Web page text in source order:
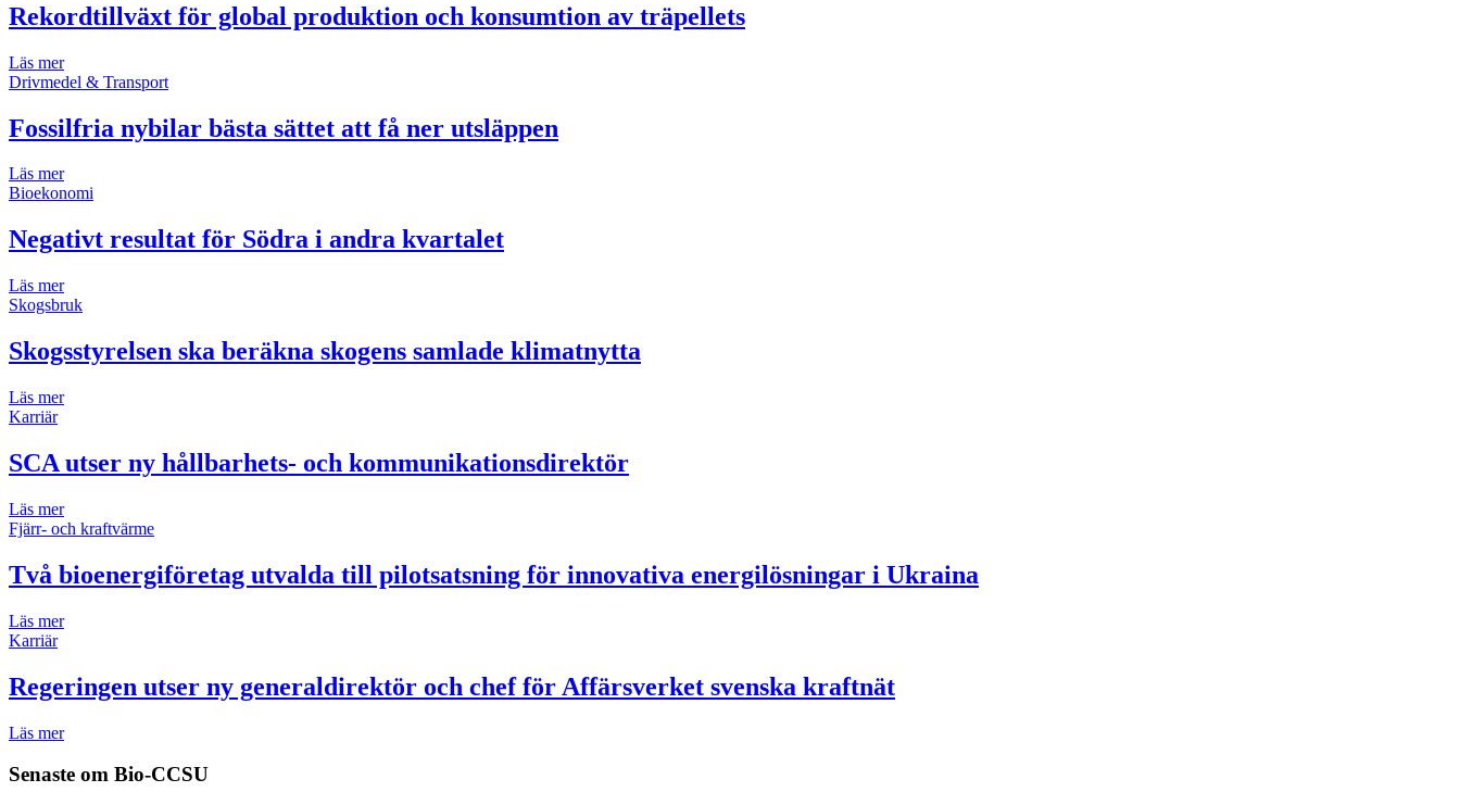
Rekordtillväxt för global produktion och konsumtion av träpellets
Läs mer
Drivmedel & Transport
Fossilfria nybilar bästa sättet att få ner utsläppen
Läs mer
Bioekonomi
Negativt resultat för Södra i andra kvartalet
Läs mer
Skogsbruk
Skogsstyrelsen ska beräkna skogens samlade klimatnytta
Läs mer
Karriär
SCA utser ny hållbarhets- och kommunikationsdirektör
Läs mer
Fjärr- och kraftvärme
Två bioenergiföretag utvalda till pilotsatsning för innovativa energilösningar i Ukraina
Läs mer
Karriär
Regeringen utser ny generaldirektör och chef för Affärsverket svenska kraftnät
Läs mer
Senaste om Bio-CCSU